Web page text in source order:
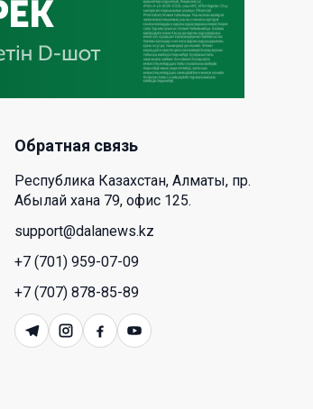
время для аллергиков. Как
создать дома пространство, где
действительно легче дышать
бизнеса и переходит к развитию
экосистемы устройств с
искусственным интеллектом
28 Июл. 2026 10:39
Новые ориентиры
экономического партнерства:
какие возможности открывает
форум Казахстана и России
Обратная связь
Республика Казахстан, Алматы, пр.
Абылай хана 79, офис 125.
support@dalanews.kz
+7 (701) 959-07-09
+7 (707) 878-85-89